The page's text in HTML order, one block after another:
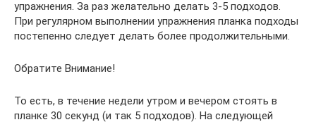
упражнения. За раз желательно делать 3-5 подходов.
При регулярном выполнении упражнения планка подходы
постепенно следует делать более продолжительными.
Обратите Внимание!
То есть, в течение недели утром и вечером стоять в
планке 30 секунд (и так 5 подходов). На следующей